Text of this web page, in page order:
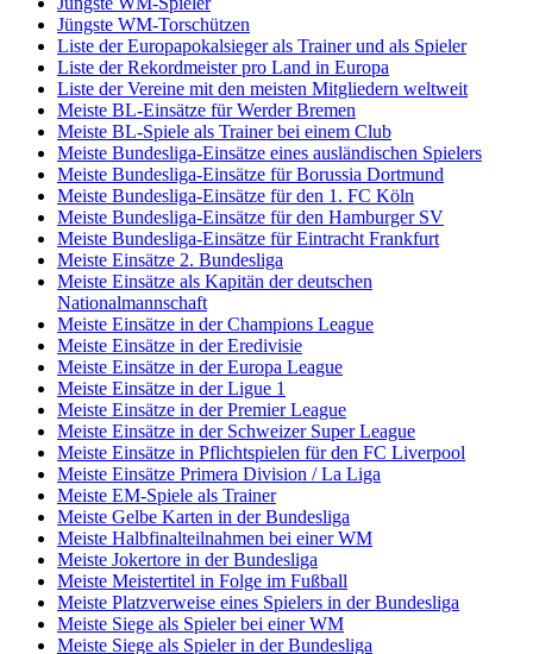
Jüngste WM-Torschützen
Liste der Europapokalsieger als Trainer und als Spieler
Liste der Rekordmeister pro Land in Europa
Liste der Vereine mit den meisten Mitgliedern weltweit
Meiste BL-Einsätze für Werder Bremen
Meiste BL-Spiele als Trainer bei einem Club
Meiste Bundesliga-Einsätze eines ausländischen Spielers
Meiste Bundesliga-Einsätze für Borussia Dortmund
Meiste Bundesliga-Einsätze für den 1. FC Köln
Meiste Bundesliga-Einsätze für den Hamburger SV
Meiste Bundesliga-Einsätze für Eintracht Frankfurt
Meiste Einsätze 2. Bundesliga
Meiste Einsätze als Kapitän der deutschen
Nationalmannschaft
Meiste Einsätze in der Champions League
Meiste Einsätze in der Eredivisie
Meiste Einsätze in der Europa League
Meiste Einsätze in der Ligue 1
Meiste Einsätze in der Premier League
Meiste Einsätze in der Schweizer Super League
Meiste Einsätze in Pflichtspielen für den FC Liverpool
Meiste Einsätze Primera Division / La Liga
Meiste EM-Spiele als Trainer
Meiste Gelbe Karten in der Bundesliga
Meiste Halbfinalteilnahmen bei einer WM
Meiste Jokertore in der Bundesliga
Meiste Meistertitel in Folge im Fußball
Meiste Platzverweise eines Spielers in der Bundesliga
Meiste Siege als Spieler bei einer WM
Meiste Siege als Spieler in der Bundesliga